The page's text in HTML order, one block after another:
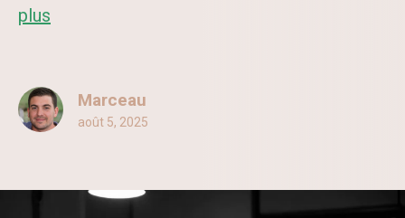
plus
Marceau
août 5, 2025